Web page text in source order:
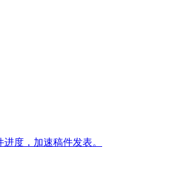
度，加速稿件发表。